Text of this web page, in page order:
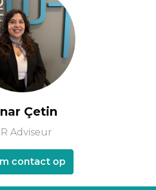
Çetin
Adviseur
contact op